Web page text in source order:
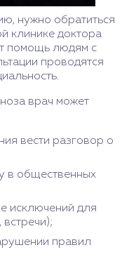
нужно обратиться
клинике доктора
помощь людям с
проводятся
врач может
вести разговор о
в общественных
исключений для
правил